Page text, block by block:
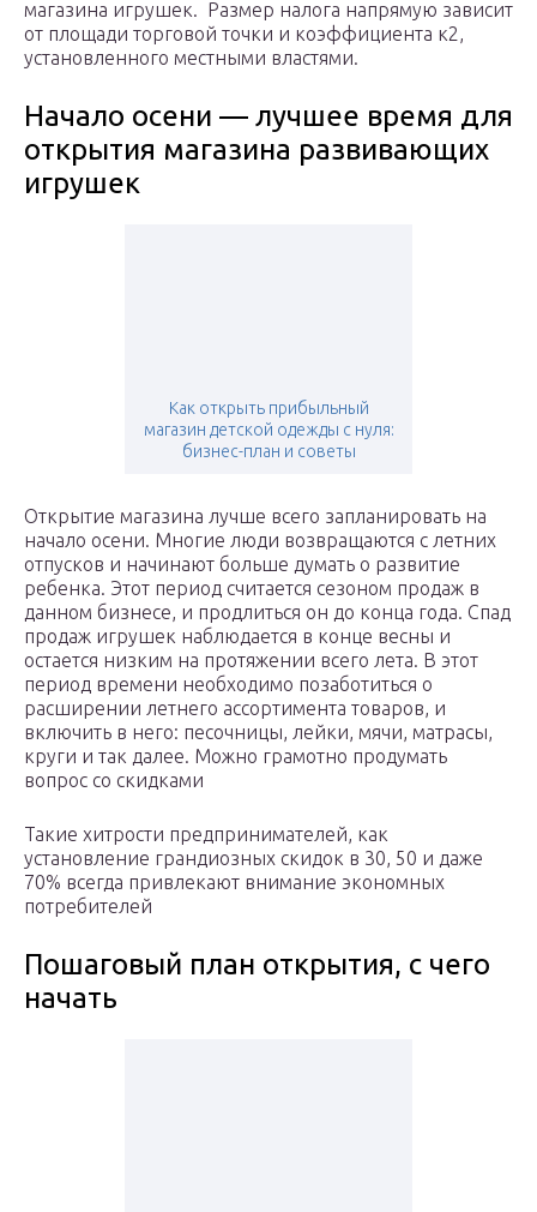
магазина игрушек. Размер налога напрямую зависит
от площади торговой точки и коэффициента к2,
установленного местными властями.
Начало осени — лучшее время для
открытия магазина развивающих
игрушек
Как открыть прибыльный
магазин детской одежды с нуля:
бизнес-план и советы
Открытие магазина лучше всего запланировать на
начало осени. Многие люди возвращаются с летних
отпусков и начинают больше думать о развитие
ребенка. Этот период считается сезоном продаж в
данном бизнесе, и продлиться он до конца года. Спад
продаж игрушек наблюдается в конце весны и
остается низким на протяжении всего лета. В этот
период времени необходимо позаботиться о
расширении летнего ассортимента товаров, и
включить в него: песочницы, лейки, мячи, матрасы,
круги и так далее. Можно грамотно продумать
вопрос со скидками
Такие хитрости предпринимателей, как
установление грандиозных скидок в 30, 50 и даже
70% всегда привлекают внимание экономных
потребителей
Пошаговый план открытия, с чего
начать